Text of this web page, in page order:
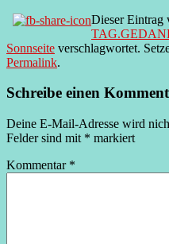
Dieser Eintrag
Sonnseite verschlagwortet.
Permalink.
Schreibe einen
Deine E-Mail-Adresse wird
Felder sind mit * markiert
Kommentar *